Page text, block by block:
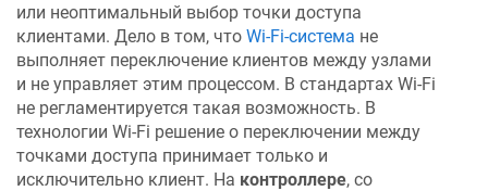
или неоптимальный выбор точки доступа
клиентами. Дело в том, что Wi-Fi-система не
выполняет переключение клиентов между узлами
и не управляет этим процессом. В стандартах Wi-Fi
не регламентируется такая возможность. В
технологии Wi-Fi решение о переключении между
точками доступа принимает только и
исключительно клиент. На контроллере, со